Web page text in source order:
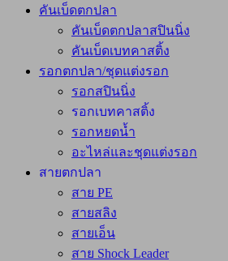
คันเบ็ดตกปลา
คันเบ็ดตกปลาสปินนิ่ง
คันเบ็ดเบทคาสติ้ง
รอกตกปลา/ชุดแต่งรอก
รอกสปินนิ่ง
รอกเบทคาสติ้ง
รอกหยดน้ำ
อะไหล่และชุดแต่งรอก
สายตกปลา
สาย PE
สายสลิง
สายเอ็น
สาย Shock Leader